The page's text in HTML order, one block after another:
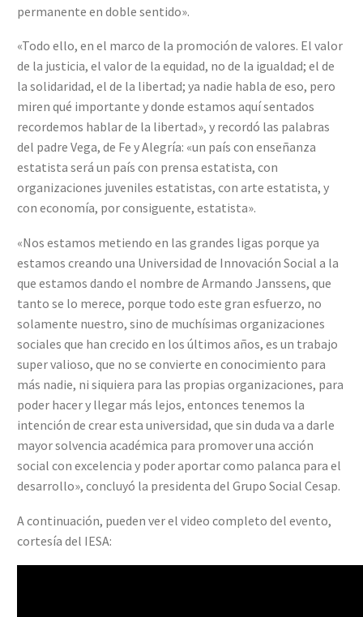
permanente en doble sentido».
«Todo ello, en el marco de la promoción de valores. El valor
de la justicia, el valor de la equidad, no de la igualdad; el de
la solidaridad, el de la libertad; ya nadie habla de eso, pero
miren qué importante y donde estamos aquí sentados
recordemos hablar de la libertad», y recordó las palabras
del padre Vega, de Fe y Alegría: «un país con enseñanza
estatista será un país con prensa estatista, con
organizaciones juveniles estatistas, con arte estatista, y
con economía, por consiguente, estatista».
«Nos estamos metiendo en las grandes ligas porque ya
estamos creando una Universidad de Innovación Social a la
que estamos dando el nombre de Armando Janssens, que
tanto se lo merece, porque todo este gran esfuerzo, no
solamente nuestro, sino de muchísimas organizaciones
sociales que han crecido en los últimos años, es un trabajo
super valioso, que no se convierte en conocimiento para
más nadie, ni siquiera para las propias organizaciones, para
poder hacer y llegar más lejos, entonces tenemos la
intención de crear esta universidad, que sin duda va a darle
mayor solvencia académica para promover una acción
social con excelencia y poder aportar como palanca para el
desarrollo», concluyó la presidenta del Grupo Social Cesap.
A continuación, pueden ver el video completo del evento,
cortesía del IESA: